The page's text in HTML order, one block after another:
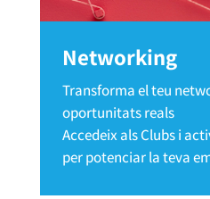
Networking
Transforma el teu
oportunitats reals
Accedeix als Clubs i
per potenciar la teva